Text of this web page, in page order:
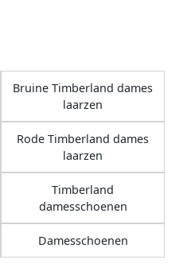
Bruine Timberland dames
laarzen
Rode Timberland dames
laarzen
Timberland
damesschoenen
Damesschoenen